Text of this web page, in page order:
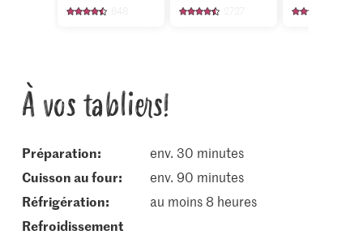
À vos tabliers!
Préparation:
env. 30 minutes
cuisson au four:
env. 90 minutes
réfrigération:
au moins 8 heures
refroidissement